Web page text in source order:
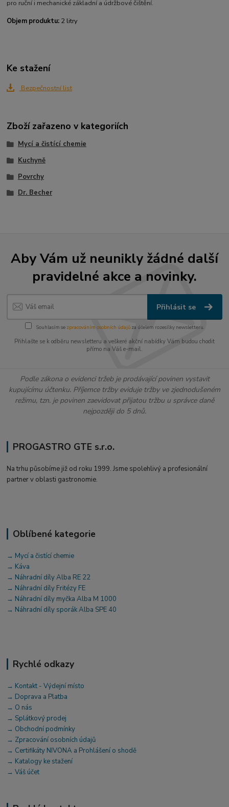
pro ruční i mechanické základní a údržbové čištění.
Objem produktu: 2 litry
Ke stažení
Bezpečnostní list
Zboží zařazeno v kategoriích
Mycí a čistící chemie
Kuchyně
Povrchy
Dr. Becher
Aby Vám už neunikly žádné další
pravidelné akce a novinky.
Přihlásit se
Souhlasím se zpracováním osobních údajůza účelem rozesílky newsletteru.
Přihlašte se k odběru newsletteru a veškeré akční nabídky Vám budou chodit
přímo na Váš e-mail.
Podle zákona o evidenci tržeb je prodávající povinen vystavit
kupujícímu účtenku. Příjemce tržby eviduje tržby ve zjednodušeném
režimu, tzn. je povinen zaevidovat přijatou tržbu u správce daně
nejpozději do 5 dnů.
PROGASTRO GTE s.r.o.
Na trhu působíme již od roku 1999. Jsme spolehlivý a profesionální
partner v oblasti gastronomie.
Oblíbené kategorie
→ Mycí a čistící chemie
→ Káva
→ Náhradní díly Alba RE 22
→ Náhradní díly Fritézy FE
→ Náhradní díly myčka Alba M 1000
→ Náhradní díly sporák Alba SPE 40
Rychlé odkazy
→ Kontakt - Výdejní místo
→ Doprava a Platba
→ O nás
→ Splátkový prodej
→ Obchodní podmínky
→ Zpracování osobních údajů
→ Certifikáty NIVONA a Prohlášení o shodě
→ Katalogy ke stažení
→ Váš účet